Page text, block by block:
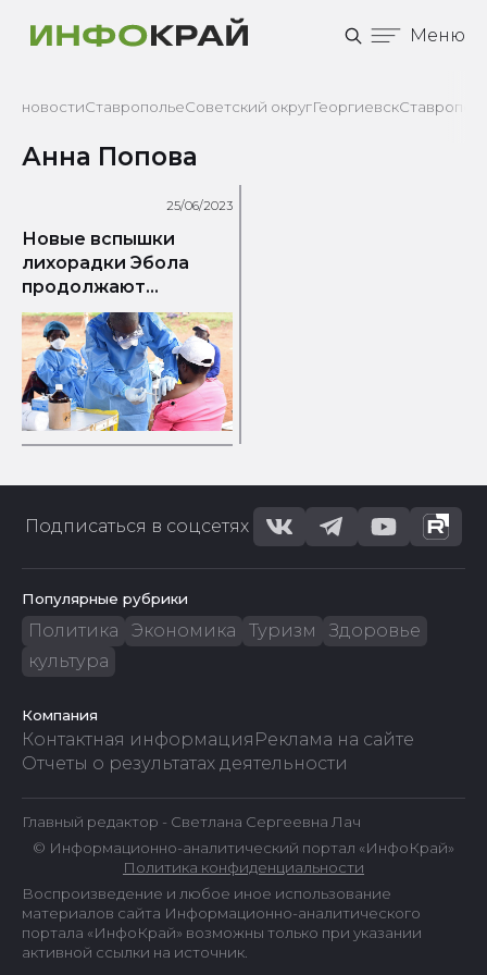
Меню
новостиСтавропольеСоветский округГеоргиевск
Анна Попова
25/06/2023
Новые вспышки
лихорадки Эбола
продолжают
регистрироваться в
мире
Подписаться в соцсетях
Популярные рубрики
Политика Экономика Туризм
Здоровье
культура
Компания
Контактная информация Реклама на сайте
Отчеты о результатах деятельности
Главный редактор - Светлана Сергеевна Лач
© Информационно-аналитический портал «ИнфоКрай»
Политика конфиденциальности
Воспроизведение и любое иное использование
материалов сайта Информационно-аналитического
портала «ИнфоКрай» возможны только при указании
активной ссылки на источник.